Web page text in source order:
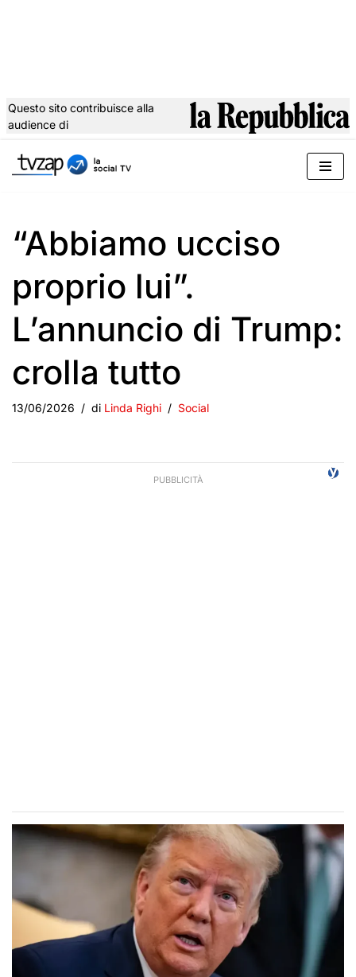
al
Questo sito contribuisce alla
audience di
“Abbiamo ucciso
proprio lui”.
L’annuncio di Trump:
crolla tutto
13/06/2026 di Linda Righi Social